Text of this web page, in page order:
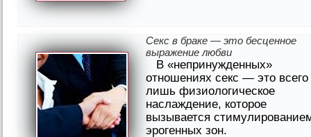
Секс в браке — это бесценное
выражение любви
В «непринужденных»
отношениях секс — это всего
лишь физиологическое
наслаждение, которое
вызывается
эрогенных зон.